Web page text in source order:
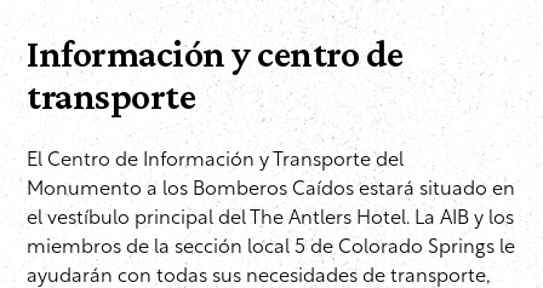
Informacióny centro de
transporte
El Centro de Información y Transporte del
Monumento a los Bomberos Caídos estará situado en
el vestíbulo principal del The Antlers Hotel. La AIB y los
miembros de la sección local 5 de Colorado Springs le
ayudarán con todas sus necesidades de transporte,